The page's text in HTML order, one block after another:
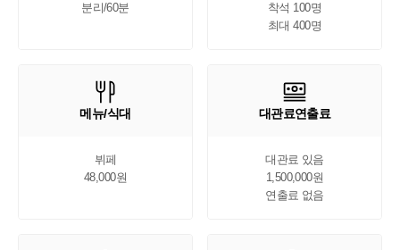
분리/60분
착석 100명
최대 400명
메뉴/식대
뷔페
48,000원
대관료연출료
대관료 있음
1,500,000원
연출료 없음